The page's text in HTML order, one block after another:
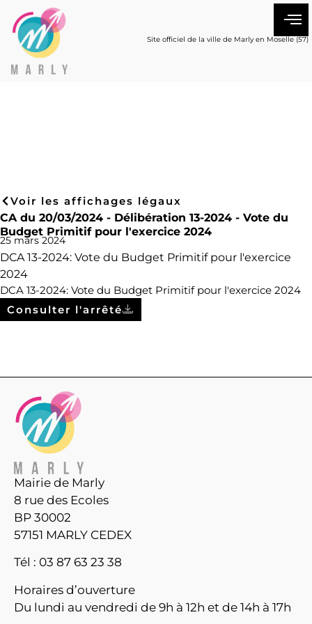
Site officiel de la ville de Marly en Moselle (57)
Voir les affichages légaux
CA du 20/03/2024 - Délibération 13-2024 - Vote du
Budget Primitif pour l'exercice 2024
25 mars 2024
DCA 13-2024: Vote du Budget Primitif pour l'exercice
2024
DCA 13-2024: Vote du Budget Primitif pour l'exercice 2024
Consulter l'arrêté
Mairie de Marly
8 rue des Ecoles
BP 30002
57151 MARLY CEDEX
Tél : 03 87 63 23 38
Horaires d’ouverture
Du lundi au vendredi de 9h à 12h et de 14h à 17h